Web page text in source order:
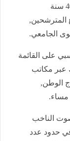
للمترشحين, فيما بلغ عدد الشباب أقل من 40 سنة
من مجموع المترشحين,
على القائمة
عبر مكاتب
الوطن,
الناخب
في حدود عدد